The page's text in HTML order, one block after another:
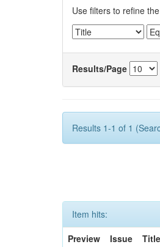
Use filters to refine
Results/Page
Results 1-1 of 1
Item hits:
Preview
Issue
Title